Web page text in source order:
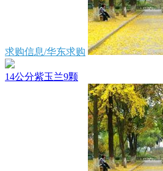
求购信息/华东求购
14公分紫玉兰9颗